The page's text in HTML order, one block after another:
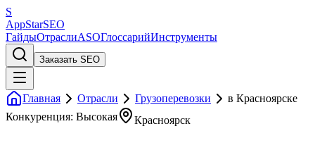
S
AppStarSEO
ГайдыОтраслиASOГлоссарийИнструменты
Заказать SEO
Главная Отрасли Грузоперевозки
в Красноярске
Конкуренция: Высокая
Красноярск